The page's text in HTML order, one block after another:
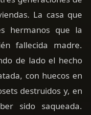
La casa que
hermanos que la
fallecida madre.
de lado el hecho
con huecos en
destruidos y, en
sido saqueada.